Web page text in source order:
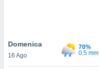
In
ti
Domenica
16 Ago
70%
0.5 mm